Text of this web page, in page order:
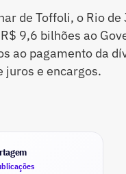
de Toffoli, o Rio
9,6 bilhões ao
ao pagamento da
juros e encargos.